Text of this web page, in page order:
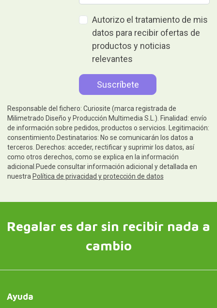
Autorizo el tratamiento de mis
datos para recibir ofertas de
productos y noticias
relevantes
Responsable del fichero: Curiosite (marca registrada de
Milimetrado Diseño y Producción Multimedia S.L.). Finalidad: envío
de información sobre pedidos, productos o servicios. Legitimación:
consentimiento.Destinatarios: No se comunicarán los datos a
terceros. Derechos: acceder, rectificar y suprimir los datos, así
como otros derechos, como se explica en la información
adicional.Puede consultar información adicional y detallada en
nuestra Política de privacidad y protección de datos
Regalar es dar sin recibir nada a
cambio
Ayuda